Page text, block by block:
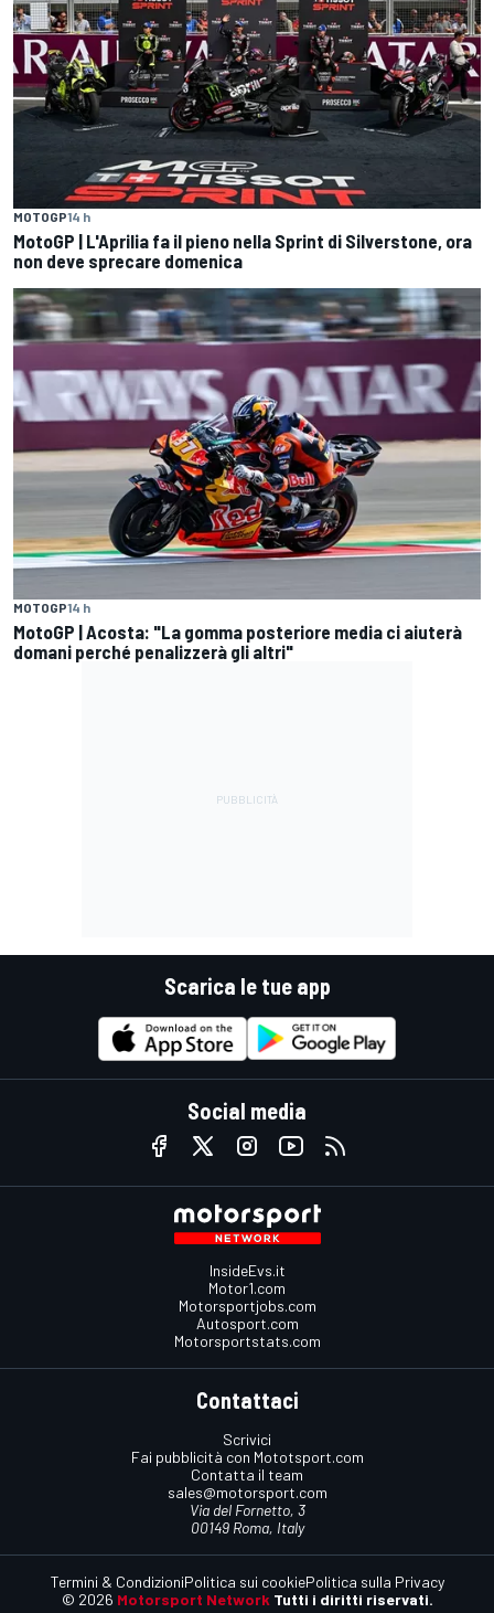
MOTOGP14 h
MotoGP | L'Aprilia fa il pieno nella Sprint di Silverstone, ora
non deve sprecare domenica
MOTOGP14 h
MotoGP | Acosta: "La gomma posteriore media ci aiuterà
domani perché penalizzerà gli altri"
Scarica le tue app
Social media
InsideEvs.it
Motor1.com
Motorsportjobs.com
Autosport.com
Motorsportstats.com
Contattaci
Scrivici
Fai pubblicità con Mototsport.com
Contatta il team
sales@motorsport.com
Via del Fornetto, 3
00149 Roma, Italy
© 2026 Motorsport Network Tutti i diritti riservati.
Termini & CondizioniPolitica sui cookiePolitica sulla Privacy